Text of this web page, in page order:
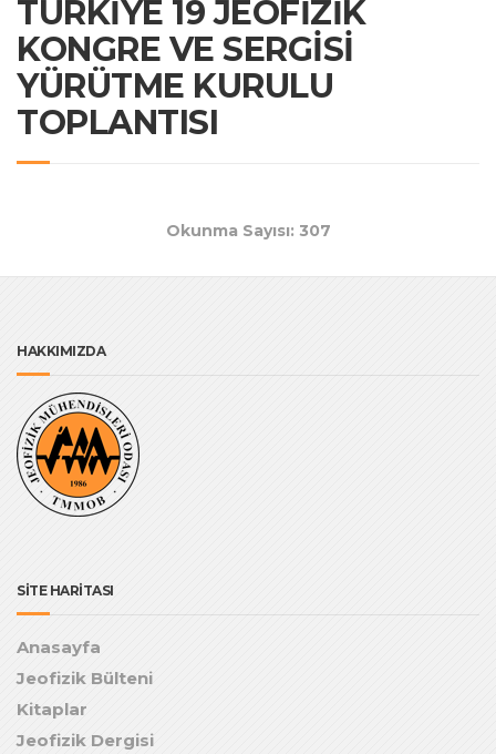
TÜRKİYE 19 JEOFİZİK
KONGRE VE SERGİSİ
YÜRÜTME KURULU
TOPLANTISI
Okunma Sayısı: 307
HAKKIMIZDA
SİTE HARİTASI
Anasayfa
Jeofizik Bülteni
Kitaplar
Jeofizik Dergisi